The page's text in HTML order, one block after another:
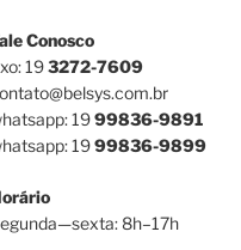
Conosco
193272-7609
1999836-9891
1999836-9899
8h–17h